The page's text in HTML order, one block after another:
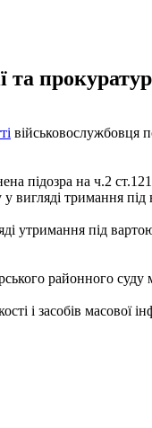
та
військовослужбовця
підозра на ч.2
вигляді тримання
утримання під
районного суду
і засобів масової